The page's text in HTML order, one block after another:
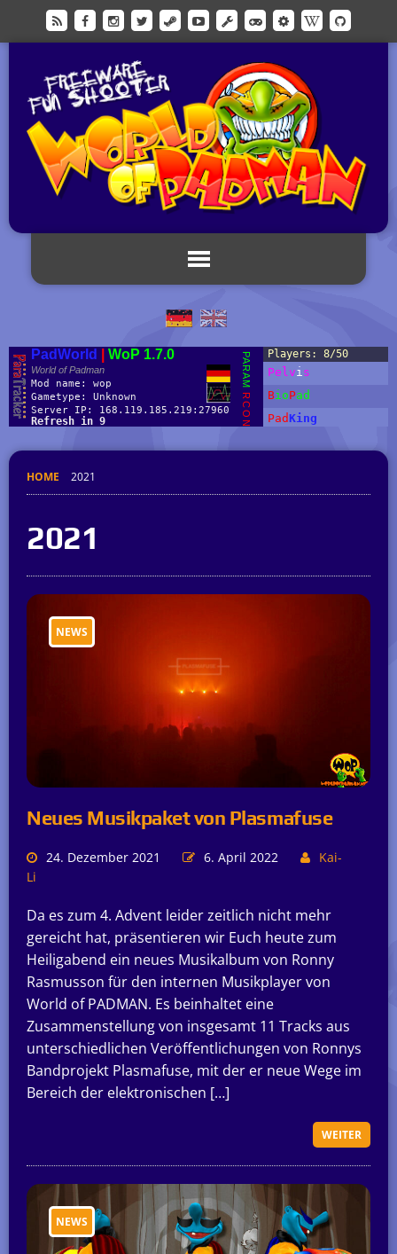
HOME 2021
2021
NEWS
Neues Musikpaket von Plasmafuse
24. Dezember 2021 6. April 2022
Kai-
Li
Da es zum 4. Advent leider zeitlich nicht mehr
gereicht hat, präsentieren wir Euch heute zum
Heiligabend ein neues Musikalbum von Ronny
Rasmusson für den internen Musikplayer von
World of PADMAN. Es beinhaltet eine
Zusammenstellung von insgesamt 11 Tracks aus
unterschiedlichen Veröffentlichungen von Ronnys
Bandprojekt Plasmafuse, mit der er neue Wege im
Bereich der elektronischen […]
WEITER
NEWS